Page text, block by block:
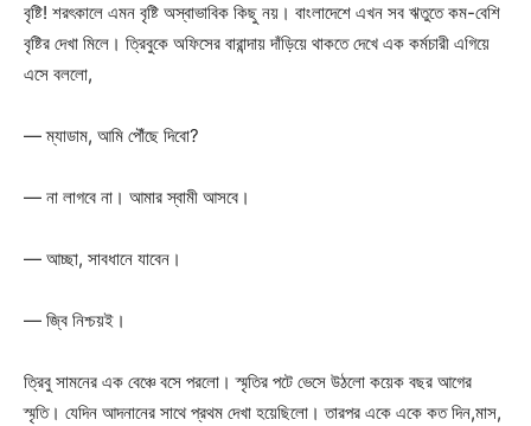
বৃষ্টি! শরৎকালে এমন বৃষ্টি অস্বাভাবিক কিছু নয়। বাংলাদেশে এখন সব ঋতুতে কম-বেশি
বৃষ্টির দেখা মিলে। ত্রিবুকে অফিসের বারান্দায় দাঁড়িয়ে থাকতে দেখে এক কর্মচারী এগিয়ে
এসে বললো,
— ম্যাডাম, আমি পৌঁছে দিবো?
— না লাগবে না। আমার স্বামী আসবে।
— আচ্ছা, সাবধানে যাবেন।
— জ্বি নিশ্চয়ই।
ত্রিবু সামনের এক বেঞ্চে বসে পরলো। স্মৃতির পটে ভেসে উঠলো কয়েক বছর আগের
স্মৃতি। যেদিন আদনানের সাথে প্রথম দেখা হয়েছিলো। তারপর একে একে কত দিন,মাস,